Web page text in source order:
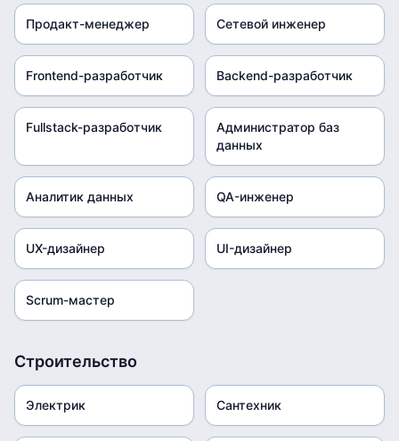
Продакт-менеджер Сетевой инженер
Frontend-разработчик Backend-разработчик
Fullstack-разработчик
Администратор баз
данных
Аналитик данных QA-инженер
UX-дизайнер UI-дизайнер
Scrum-мастер
Строительство
Электрик Сантехник